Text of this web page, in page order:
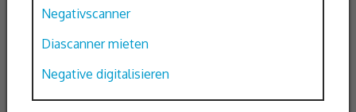
Negativscanner
Diascanner mieten
Negative digitalisieren